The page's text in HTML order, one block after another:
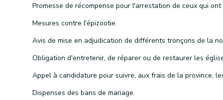
Mesures contre l'épizootie.
Dispenses des bans de mariage.